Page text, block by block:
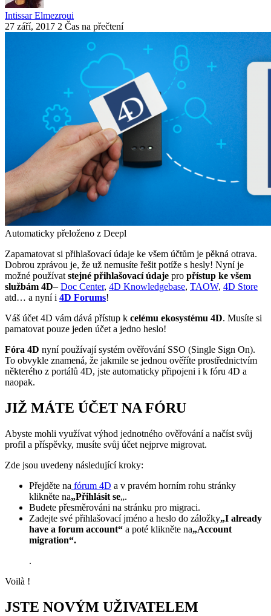
Intissar Elmezroui
27 září, 2017 2 Čas na přečtení
Automaticky přeloženo z Deepl
Zapamatovat si přihlašovací údaje ke všem účtům je pěkná otrava.
Dobrou zprávou je, že už nemusíte řešit potíže s hesly! Nyní je
možné používat stejné přihlašovací údaje pro přístup ke všem
službám 4D– Doc Center, 4D Knowledgebase, TAOW, 4D Store
atd… a nyní i 4D Forums!
Váš účet 4D vám dává přístup k celému ekosystému 4D. Musíte si
pamatovat pouze jeden účet a jedno heslo!
Fóra 4D nyní používají systém ověřování SSO (Single Sign On).
To obvykle znamená, že jakmile se jednou ověříte prostřednictvím
některého z portálů 4D, jste automaticky připojeni i k fóru 4D a
naopak.
JIŽ MÁTE ÚČET NA FÓRU
Abyste mohli využívat výhod jednotného ověřování a načíst svůj
profil a příspěvky, musíte svůj účet nejprve migrovat.
Zde jsou uvedeny následující kroky:
Přejděte na fórum 4D a v pravém horním rohu stránky
klikněte na„Přihlásit se„.
Budete přesměrováni na stránku pro migraci.
Zadejte své přihlašovací jméno a heslo do záložky„I already
have a forum account“ a poté klikněte na„Account
migration“.
.
Voilà !
JSTE NOVÝM UŽIVATELEM